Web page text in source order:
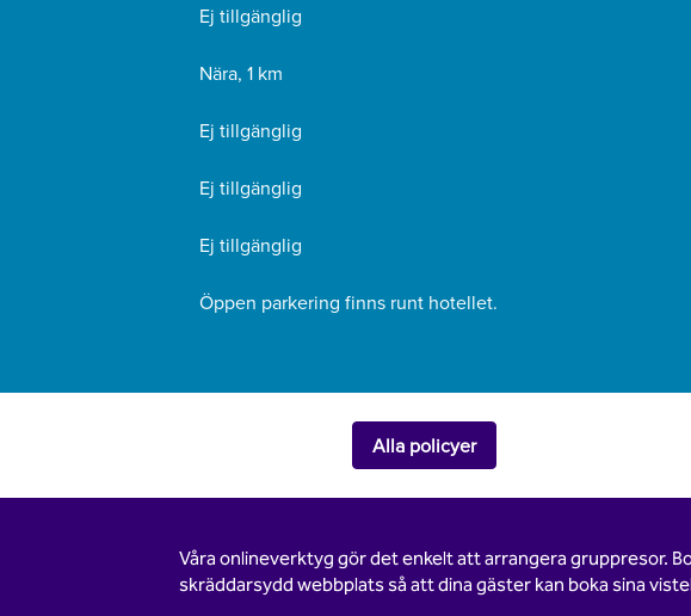
Ej tillgänglig
Nära, 1 km
Ej tillgänglig
Ej tillgänglig
Ej tillgänglig
Öppen parkering finns runt hotellet.
Alla policyer
Våra onlineverktyg gör det enkelt att arrangera gruppresor.
skräddarsydd webbplats så att dina gäster kan boka sina